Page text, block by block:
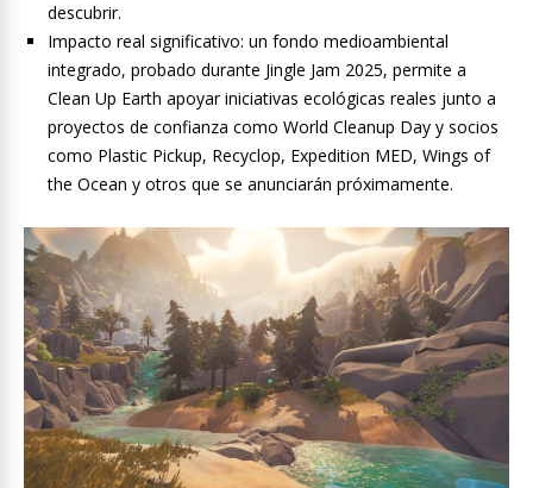
descubrir.
Impacto real significativo: un fondo medioambiental
integrado, probado durante Jingle Jam 2025, permite a
Clean Up Earth apoyar iniciativas ecológicas reales junto a
proyectos de confianza como World Cleanup Day y socios
como Plastic Pickup, Recyclop, Expedition MED, Wings of
the Ocean y otros que se anunciarán próximamente.